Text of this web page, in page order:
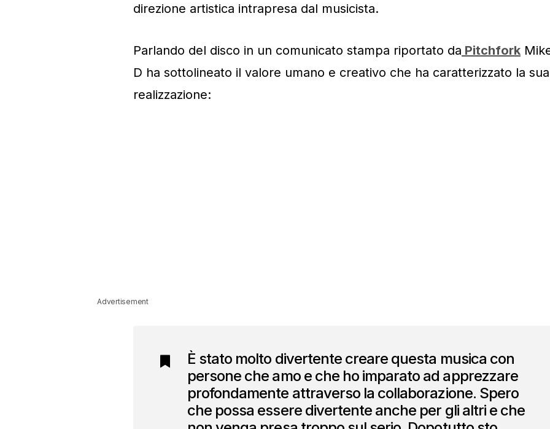
direzione artistica intrapresa dal musicista.
Parlando del disco in un comunicato stampa riportato da Pitchfork
D ha sottolineato il valore umano e creativo che ha caratterizzato la sua
realizzazione:
Advertisement
È stato molto divertente creare questa musica con
persone che amo e che ho imparato ad apprezzare
profondamente attraverso la collaborazione. Spero
che possa essere divertente anche per gli altri e che